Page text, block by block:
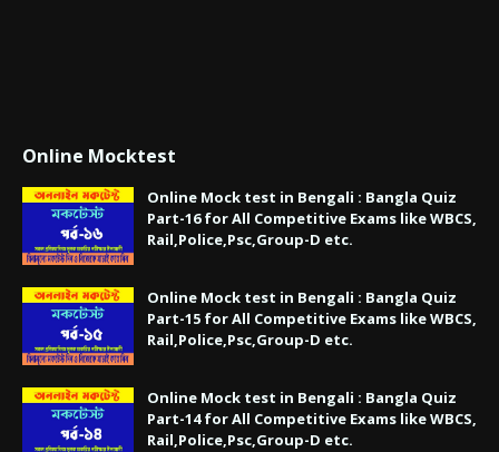
Online Mocktest
Online Mock test in Bengali : Bangla Quiz
Part-16 for All Competitive Exams like WBCS,
Rail,Police,Psc,Group-D etc.
Online Mock test in Bengali : Bangla Quiz
Part-15 for All Competitive Exams like WBCS,
Rail,Police,Psc,Group-D etc.
Online Mock test in Bengali : Bangla Quiz
Part-14 for All Competitive Exams like WBCS,
Rail,Police,Psc,Group-D etc.